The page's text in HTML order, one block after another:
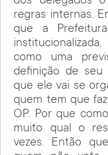
regras internas.
que a
como uma
definição de seu
que ele vai se
quem tem que
OP. Por que
muito qual o
vezes. Então